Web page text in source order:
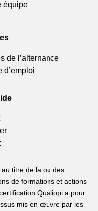
équipe
de l’alternance
d’emploi
titre de la ou des
de formations et actions
Qualiopi a pour
mis en œuvre par les